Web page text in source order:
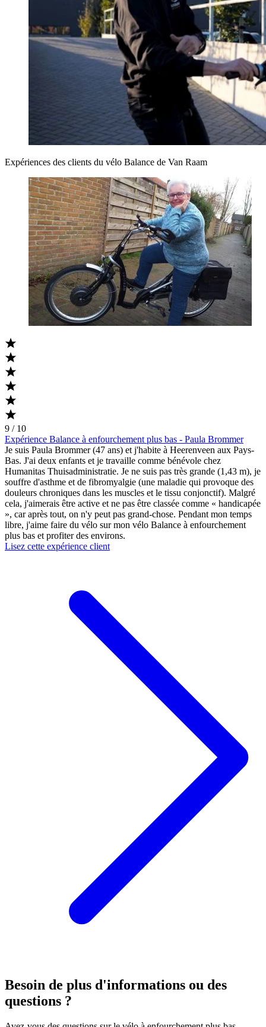
Expériences des clients du vélo Balance de Van Raam
9 / 10
Expérience Balance à enfourchement plus bas - Paula Brommer
Je suis Paula Brommer (47 ans) et j'habite à Heerenveen aux Pays-
Bas. J'ai deux enfants et je travaille comme bénévole chez
Humanitas Thuisadministratie. Je ne suis pas très grande (1,43 m), je
souffre d'asthme et de fibromyalgie (une maladie qui provoque des
douleurs chroniques dans les muscles et le tissu conjonctif). Malgré
cela, j'aimerais être active et ne pas être classée comme « handicapée
», car après tout, on n'y peut pas grand-chose. Pendant mon temps
libre, j'aime faire du vélo sur mon vélo Balance à enfourchement
plus bas et profiter des environs.
Lisez cette expérience client
Besoin de plus d'informations ou des
questions ?